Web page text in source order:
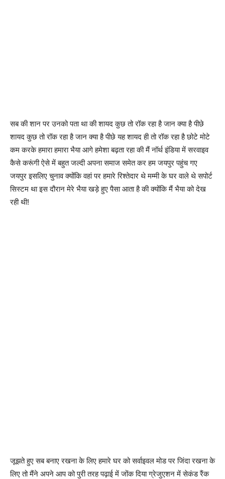
सब की शान पर उनको पता था की शायद कुछ तो रॉक रहा है जान क्या है पीछे
शायद कुछ तो रॉक रहा है जान क्या है पीछे यह शायद ही तो रॉक रहा है छोटे मोटे
कम करके हमारा हमारा भैया आगे हमेशा बढ़ता रहा की मैं नॉर्थ इंडिया में सरवाइव
कैसे करूंगी ऐसे में बहुत जल्दी अपना समाज समेत कर हम जयपुर पहुंच गए
जयपुर इसलिए चुनाव क्योंकि वहां पर हमारे रिश्तेदार थे मम्मी के घर वाले थे सपोर्ट
सिस्टम था इस दौरान मेरे भैया खड़े हुए पैसा आता है की क्योंकि मैं भैया को देख
रही थी!
जूझते हुए सब बनाए रखना के लिए हमारे घर को सर्वाइवल मोड पर जिंदा रखना के
लिए तो मैंने अपने आप को पुरी तरह पढ़ाई में जोंक दिया ग्रेजुएशन में सेकंड रैंक